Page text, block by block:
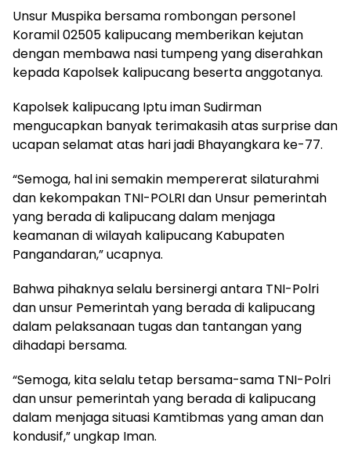
Unsur Muspika bersama rombongan personel
Koramil 02505 kalipucang memberikan kejutan
dengan membawa nasi tumpeng yang diserahkan
kepada Kapolsek kalipucang beserta anggotanya.
Kapolsek kalipucang Iptu iman Sudirman
mengucapkan banyak terimakasih atas surprise dan
ucapan selamat atas hari jadi Bhayangkara ke-77.
“Semoga, hal ini semakin mempererat silaturahmi
dan kekompakan TNI-POLRI dan Unsur pemerintah
yang berada di kalipucang dalam menjaga
keamanan di wilayah kalipucang Kabupaten
Pangandaran,” ucapnya.
Bahwa pihaknya selalu bersinergi antara TNI-Polri
dan unsur Pemerintah yang berada di kalipucang
dalam pelaksanaan tugas dan tantangan yang
dihadapi bersama.
“Semoga, kita selalu tetap bersama-sama TNI-Polri
dan unsur pemerintah yang berada di kalipucang
dalam menjaga situasi Kamtibmas yang aman dan
kondusif,” ungkap Iman.